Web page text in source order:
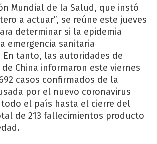
Mundial de la Salud, que instó
a actuar”, se reúne este jueves
determinar si la epidemia
emergencia sanitaria
tanto, las autoridades de
China informaron este viernes
casos confirmados de la
por el nuevo coronavirus
todo el país hasta el cierre del
de 213 fallecimientos producto